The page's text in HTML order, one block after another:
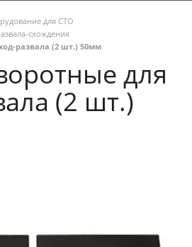
для СТО
схождения
развала (2 шт.) 50мм
для
(2 шт.)